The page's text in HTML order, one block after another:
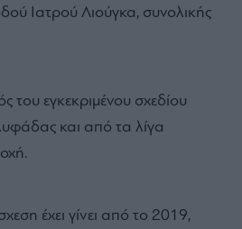
Ιατρού Λιούγκα, συνολικής
του εγκεκριμένου σχεδίου
και από τα λίγα
έχει γίνει από το 2019,